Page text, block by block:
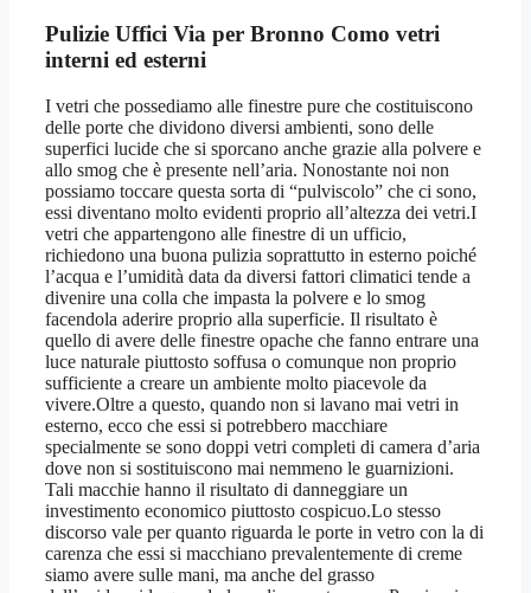
Pulizie Uffici Via per Bronno Como vetri
interni ed esterni
I vetri che possediamo alle finestre pure che costituiscono
delle porte che dividono diversi ambienti, sono delle
superfici lucide che si sporcano anche grazie alla polvere e
allo smog che è presente nell’aria. Nonostante noi non
possiamo toccare questa sorta di “pulviscolo” che ci sono,
essi diventano molto evidenti proprio all’altezza dei vetri.I
vetri che appartengono alle finestre di un ufficio,
richiedono una buona pulizia soprattutto in esterno poiché
l’acqua e l’umidità data da diversi fattori climatici tende a
divenire una colla che impasta la polvere e lo smog
facendola aderire proprio alla superficie. Il risultato è
quello di avere delle finestre opache che fanno entrare una
luce naturale piuttosto soffusa o comunque non proprio
sufficiente a creare un ambiente molto piacevole da
vivere.Oltre a questo, quando non si lavano mai vetri in
esterno, ecco che essi si potrebbero macchiare
specialmente se sono doppi vetri completi di camera d’aria
dove non si sostituiscono mai nemmeno le guarnizioni.
Tali macchie hanno il risultato di danneggiare un
investimento economico piuttosto cospicuo.Lo stesso
discorso vale per quanto riguarda le porte in vetro con la di
carenza che essi si macchiano prevalentemente di creme
siamo avere sulle mani, ma anche del grasso